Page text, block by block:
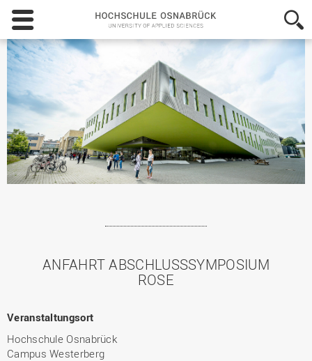
Hochschule
Osnabrück
-
University
Applied
ANFAHRT ABSCHLUSSSYMPOSIUM
ROSE
Veranstaltungsort
Hochschule Osnabrück
Campus Westerberg